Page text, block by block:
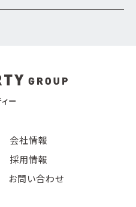
ー
会社情報
採用情報
お問い合わせ